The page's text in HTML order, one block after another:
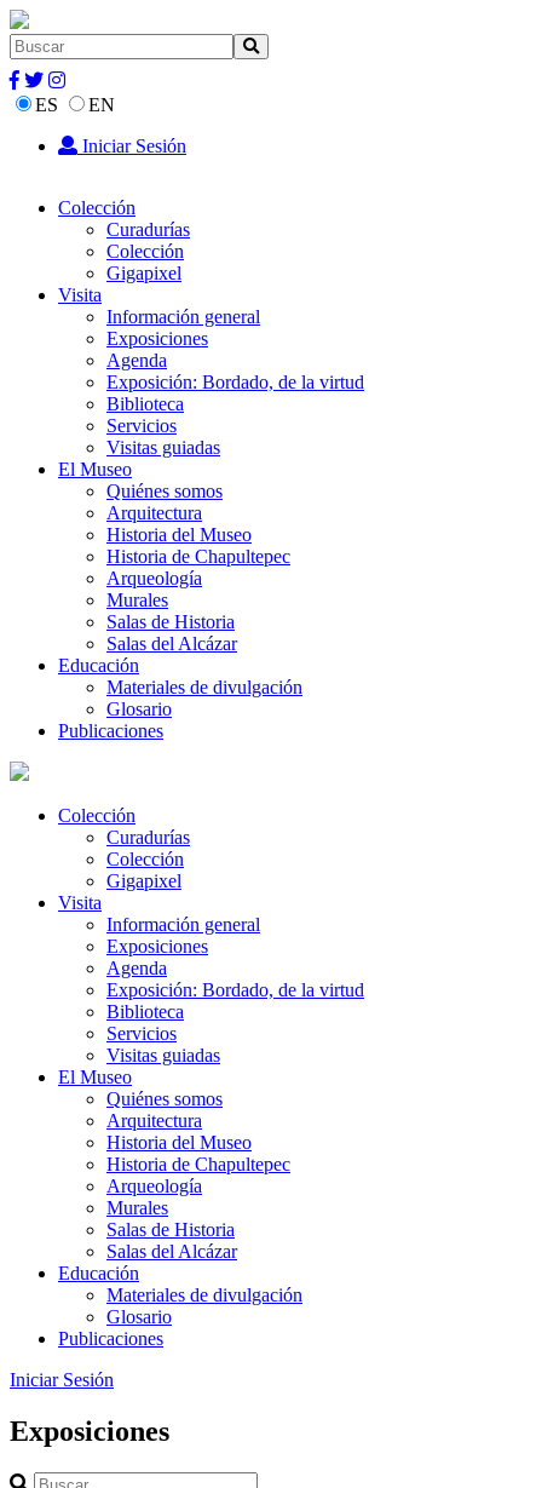
ES
EN
Iniciar Sesión
Colección
Curadurías
Colección
Gigapixel
Visita
Información general
Exposiciones
Agenda
Exposición: Bordado, de la virtud
Biblioteca
Servicios
Visitas guiadas
El Museo
Quiénes somos
Arquitectura
Historia del Museo
Historia de Chapultepec
Arqueología
Murales
Salas de Historia
Salas del Alcázar
Educación
Materiales de divulgación
Glosario
Publicaciones
Colección
Curadurías
Colección
Gigapixel
Visita
Información general
Exposiciones
Agenda
Exposición: Bordado, de la virtud
Biblioteca
Servicios
Visitas guiadas
El Museo
Quiénes somos
Arquitectura
Historia del Museo
Historia de Chapultepec
Arqueología
Murales
Salas de Historia
Salas del Alcázar
Educación
Materiales de divulgación
Glosario
Publicaciones
Iniciar Sesión
Exposiciones